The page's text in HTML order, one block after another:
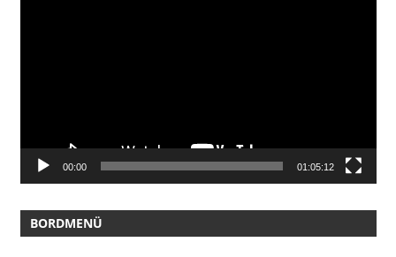
00:00 01:05:12
BORDMENÜ